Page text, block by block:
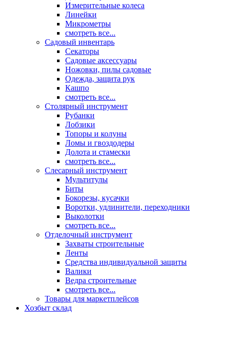
Измерительные колеса
Линейки
Микрометры
смотреть все...
Садовый инвентарь
Секаторы
Садовые аксессуары
Ножовки, пилы садовые
Одежда, защита рук
Кашпо
смотреть все...
Столярный инструмент
Рубанки
Лобзики
Топоры и колуны
Ломы и гвоздодеры
Долота и стамески
смотреть все...
Слесарный инструмент
Мультитулы
Биты
Бокорезы, кусачки
Воротки, удлинители, переходники
Выколотки
смотреть все...
Отделочный инструмент
Захваты строительные
Ленты
Средства индивидуальной защиты
Валики
Ведра строительные
смотреть все...
Товары для маркетплейсов
Хозбыт склад